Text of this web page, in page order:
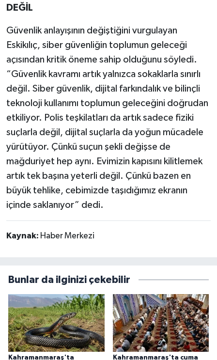
DEĞİL
Güvenlik anlayışının değiştiğini vurgulayan
Eskikılıç, siber güvenliğin toplumun geleceği
açısından kritik öneme sahip olduğunu söyledi.
“Güvenlik kavramı artık yalnızca sokaklarla sınırlı
değil. Siber güvenlik, dijital farkındalık ve bilinçli
teknoloji kullanımı toplumun geleceğini doğrudan
etkiliyor. Polis teşkilatları da artık sadece fiziki
suçlarla değil, dijital suçlarla da yoğun mücadele
yürütüyor. Çünkü suçun şekli değişse de
mağduriyet hep aynı. Evimizin kapısını kilitlemek
artık tek başına yeterli değil. Çünkü bazen en
büyük tehlike, cebimizde taşıdığımız ekranın
içinde saklanıyor” dedi.
Kaynak: Haber Merkezi
Bunlar da ilginizi çekebilir
Kahramanmaraş'ta Kahramanmaraş'ta cuma